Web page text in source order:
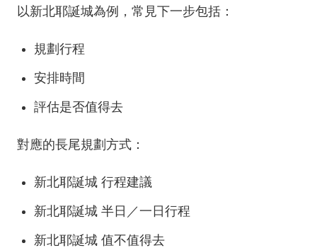
以新北耶誕城為例，常見下一步包括：
規劃行程
安排時間
評估是否值得去
對應的長尾規劃方式：
新北耶誕城 行程建議
新北耶誕城 半日／一日行程
新北耶誕城 值不值得去